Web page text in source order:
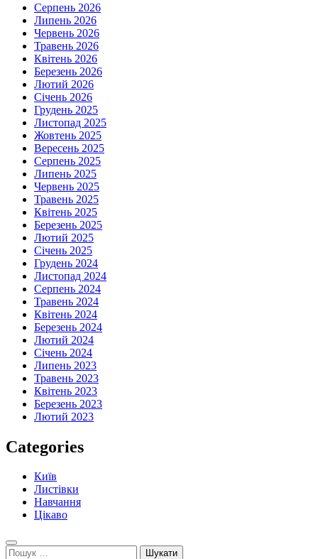
Серпень 2026
Липень 2026
Червень 2026
Травень 2026
Квітень 2026
Березень 2026
Лютий 2026
Січень 2026
Грудень 2025
Листопад 2025
Жовтень 2025
Вересень 2025
Серпень 2025
Липень 2025
Червень 2025
Травень 2025
Квітень 2025
Березень 2025
Лютий 2025
Січень 2025
Грудень 2024
Листопад 2024
Серпень 2024
Травень 2024
Квітень 2024
Березень 2024
Лютий 2024
Січень 2024
Липень 2023
Травень 2023
Квітень 2023
Березень 2023
Лютий 2023
Categories
Київ
Листівки
Навчання
Цікаво
Пошук: